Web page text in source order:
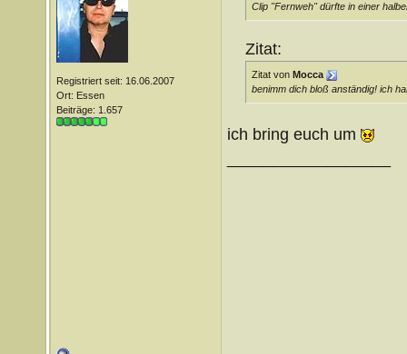
Registriert seit: 16.06.2007
Ort: Essen
Beiträge: 1.657
Clip "Fernweh" dürfte in einer
Zitat:
Zitat von Mocca
benimm dich bloß anständig! ich
ich bring euch um